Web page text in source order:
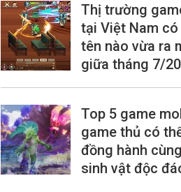
Thị trường
tại Việt Nam
tên nào vừa ra
giữa tháng 7/
Top 5 game
game thủ có
đồng hành
sinh vật độc